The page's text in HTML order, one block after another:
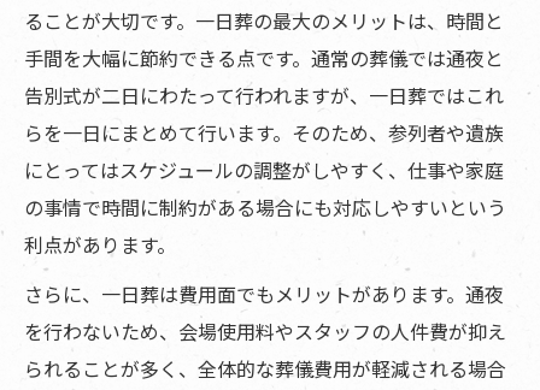
ることが大切です。一日葬の最大のメリットは、時間と
手間を大幅に節約できる点です。通常の葬儀では通夜と
告別式が二日にわたって行われますが、一日葬ではこれ
らを一日にまとめて行います。そのため、参列者や遺族
にとってはスケジュールの調整がしやすく、仕事や家庭
の事情で時間に制約がある場合にも対応しやすいという
利点があります。
さらに、一日葬は費用面でもメリットがあります。通夜
を行わないため、会場使用料やスタッフの人件費が抑え
られることが多く、全体的な葬儀費用が軽減される場合